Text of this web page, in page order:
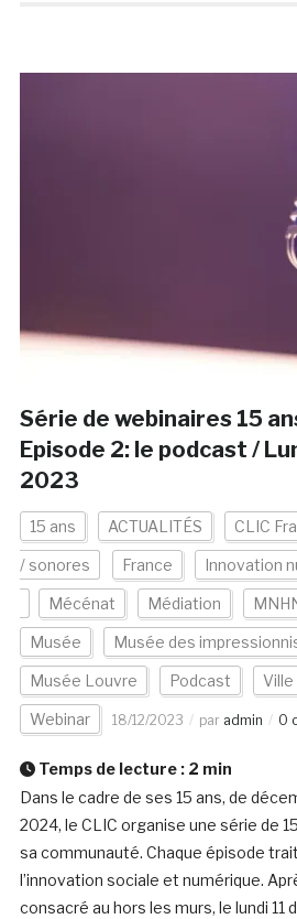
Série de webinaires 15
Episode 2: le podcast /
2023
15 ans ACTUALITÉS CLIC
/ sonores France Innovation
Mécénat Médiation
Musée Musée des
Musée Louvre Podcast Ville
Webinar 18/12/2023 par admin 0
Temps de lecture : 2 min
Dans le cadre de ses 15 ans, de
2024, le CLIC organise une série de
sa communauté. Chaque épisode
l’innovation sociale et numérique.
consacré au hors les murs, le lundi 11